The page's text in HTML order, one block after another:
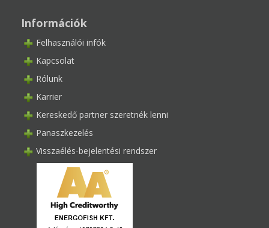
Információk
Felhasználói infók
Kapcsolat
Rólunk
Karrier
Kereskedő partner szeretnék lenni
Panaszkezelés
Visszaélés-bejelentési rendszer